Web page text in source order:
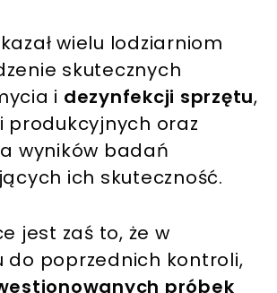
wielu lodziarniom
skutecznych
i dezynfekcji sprzętu,
produkcyjnych oraz
wyników badań
ich skuteczność.
jest zaś to, że w
do poprzednich kontroli,
próbek